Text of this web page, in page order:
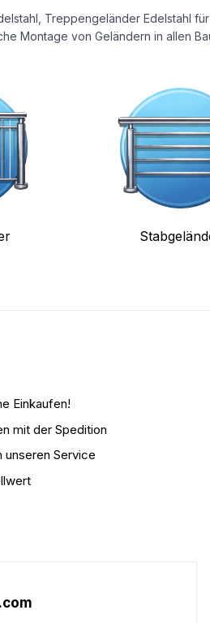
Treppengeländer Edelstahl
Montage von Geländern in allen
Einkaufen!
mit der Spedition
unseren Service